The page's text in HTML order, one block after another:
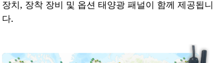
장치, 장착 장비 및 옵션 태양광 패널이 함께 제공됩니
다.